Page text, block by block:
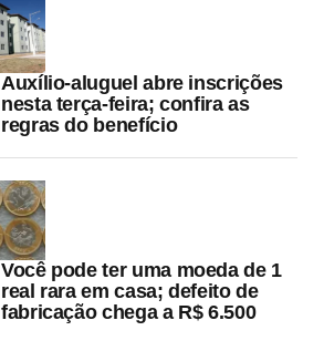
Auxílio-aluguel abre inscrições
nesta terça-feira; confira as
regras do benefício
Você pode ter uma moeda de 1
real rara em casa; defeito de
fabricação chega a R$ 6.500